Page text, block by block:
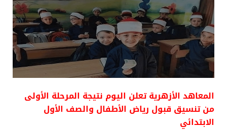
المعاهد الأزهرية تعلن اليوم نتيجة المرحلة الأولى
من تنسيق قبول رياض الأطفال والصف الأول
الابتدائي